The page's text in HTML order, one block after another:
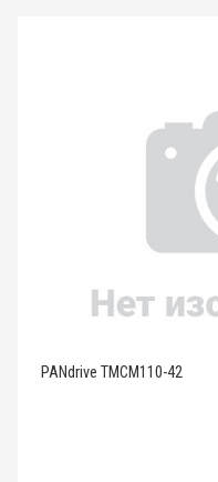
PANdrive TMCM110-42